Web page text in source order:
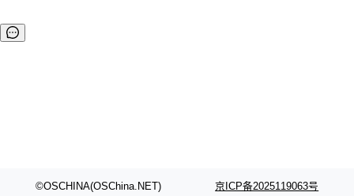
©OSCHINA(OSChina.NET) 京ICP备2025119063号